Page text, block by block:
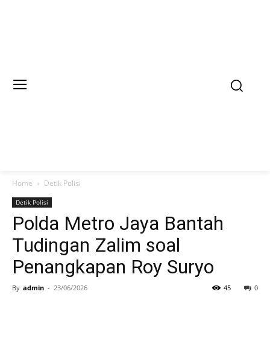
Home Detik Polisi
Detik Polisi
Polda Metro Jaya Bantah
Tudingan Zalim soal
Penangkapan Roy Suryo
By admin - 23/06/2026 0
45